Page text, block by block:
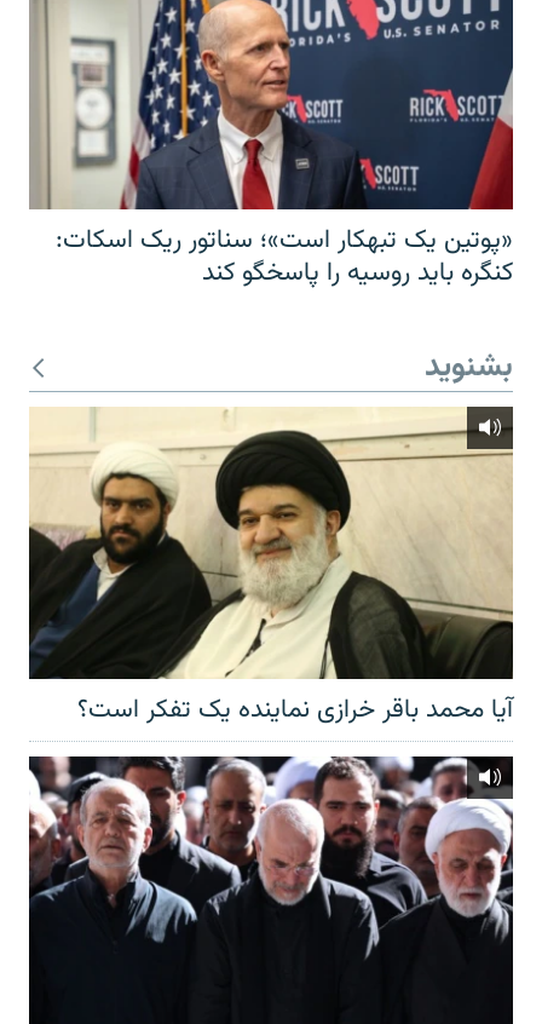
«پوتین یک تبهکار است»؛ سناتور ریک اسکات:
کنگره باید روسیه را پاسخگو کند
بشنوید
آیا محمد باقر خرازی نماینده یک تفکر است؟